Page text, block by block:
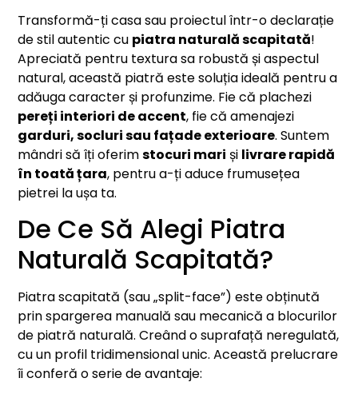
Transformă-ți casa sau proiectul într-o declarație
de stil autentic cu piatra naturală scapitată!
Apreciată pentru textura sa robustă și aspectul
natural, această piatră este soluția ideală pentru a
adăuga caracter și profunzime. Fie că plachezi
pereți interiori de accent, fie că amenajezi
garduri, socluri sau fațade exterioare. Suntem
mândri să îți oferimstocuri mari și livrare rapidă
în toată țara, pentru a-ți aduce frumusețea
pietrei la ușa ta.
De Ce Să Alegi Piatra
Naturală Scapitată?
Piatra scapitată (sau „split-face”) este obținută
prin spargerea manuală sau mecanică a blocurilor
de piatră naturală. Creând o suprafață neregulată,
cu un profil tridimensional unic. Această prelucrare
îi conferă o serie de avantaje: